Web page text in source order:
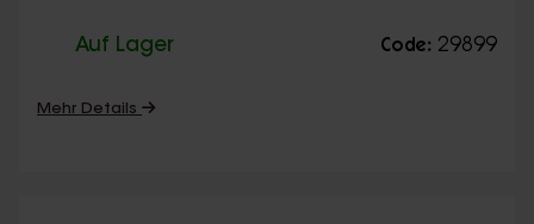
Auf Lager Code: 29899
Mehr Details